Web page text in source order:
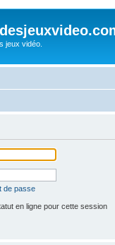
jeux vidéo.
de passe
en ligne pour cette session